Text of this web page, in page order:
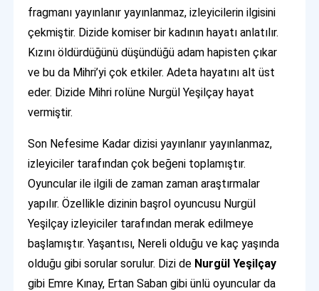
fragmanı yayınlanır yayınlanmaz, izleyicilerin ilgisini
çekmiştir. Dizide komiser bir kadının hayatı anlatılır.
Kızını öldürdüğünü düşündüğü adam hapisten çıkar
ve bu da Mihri’yi çok etkiler. Adeta hayatını alt üst
eder. Dizide Mihri rolüne Nurgül Yeşilçay hayat
vermiştir.
Son Nefesime Kadar dizisi yayınlanır yayınlanmaz,
izleyiciler tarafından çok beğeni toplamıştır.
Oyuncular ile ilgili de zaman zaman araştırmalar
yapılır. Özellikle dizinin başrol oyuncusu Nurgül
Yeşilçay izleyiciler tarafından merak edilmeye
başlamıştır. Yaşantısı, Nereli olduğu ve kaç yaşında
olduğu gibi sorular sorulur. Dizi de Nurgül Yeşilçay
gibi Emre Kınay, Ertan Saban gibi ünlü oyuncular da